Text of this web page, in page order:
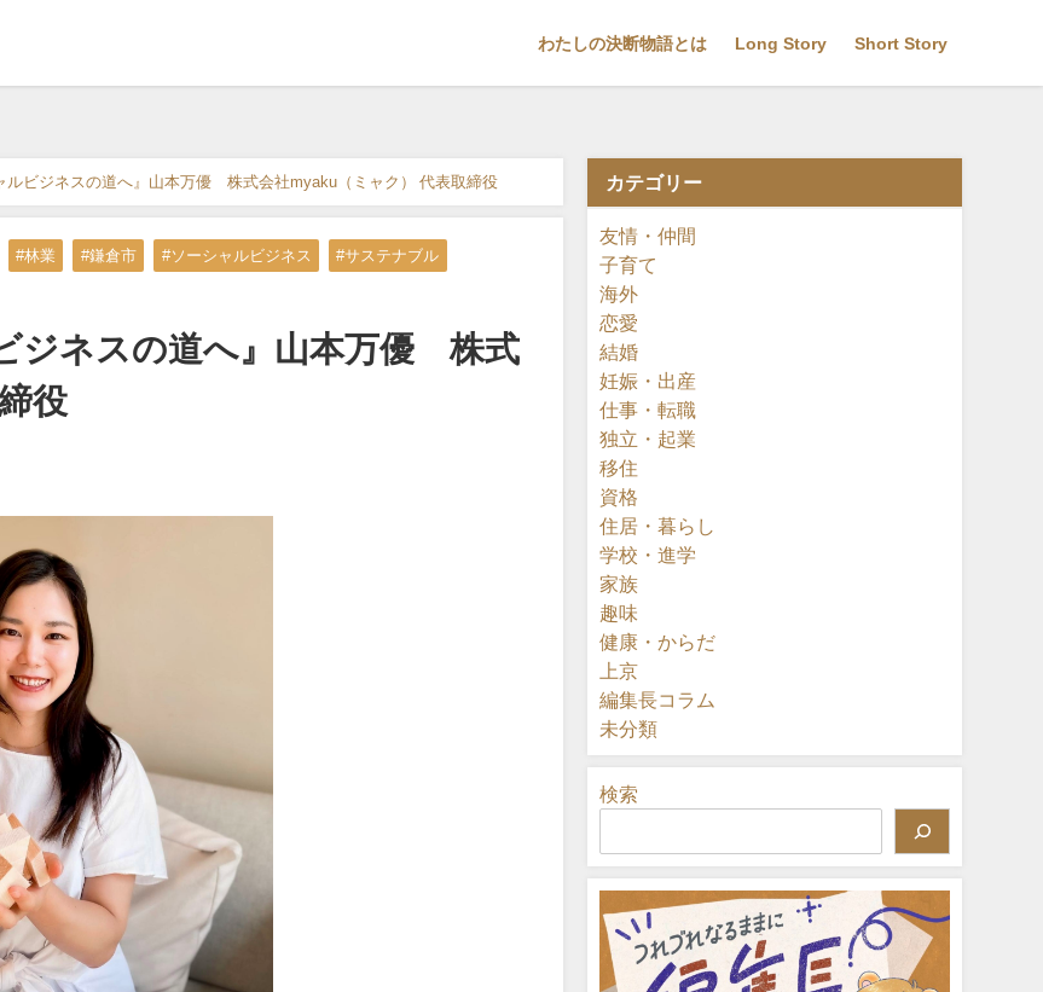
わたしの決断物語とは Long Story Short Story
ルビジネスの道へ』山本万優 株式会社myaku（ミャク） 代表取締役
#林業 #鎌倉市 #ソーシャルビジネス #サステナブル
ジネスの道へ』山本万優 株式
役
カテゴリー
友情・仲間
子育て
海外
恋愛
結婚
妊娠・出産
仕事・転職
独立・起業
移住
資格
住居・暮らし
学校・進学
家族
趣味
健康・からだ
上京
編集長コラム
未分類
検索